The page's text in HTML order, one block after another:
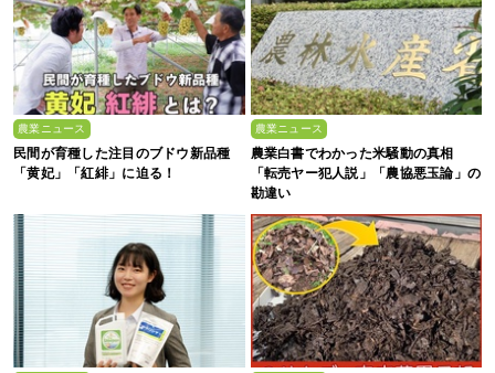
農業ニュース
民間が育種した注目のブドウ新品種
「黄妃」「紅緋」に迫る！
農業ニュース
農業白書でわかった米騒動の真相
「転売ヤー犯人説」「農協悪玉論」の
勘違い